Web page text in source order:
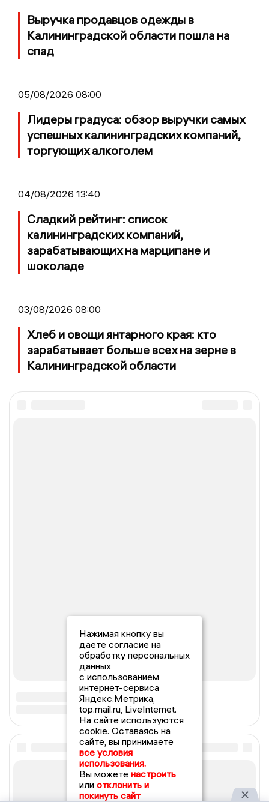
Выручка продавцов одежды в
Калининградской области пошла на
спад
05/08/2026 08:00
Лидеры градуса: обзор выручки самых
успешных калининградских компаний,
торгующих алкоголем
04/08/2026 13:40
Сладкий рейтинг: список
калининградских компаний,
зарабатывающих на марципане и
шоколаде
03/08/2026 08:00
Хлеб и овощи янтарного края: кто
зарабатывает больше всех на зерне в
Калининградской области
Нажимая кнопку вы
даете согласие на
обработку персональных
данных
с использованием
интернет-сервиса
Яндекс.Метрика,
top.mail.ru, LiveInternet.
На сайте используются
cookie. Оставаясь на
сайте, вы принимаете
все условия
использования.
Вы можете настроить
или отклонить и
покинуть сайт